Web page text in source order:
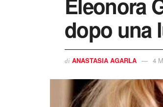
Eleonora
dopo una
di ANASTASIA AGARLA 4